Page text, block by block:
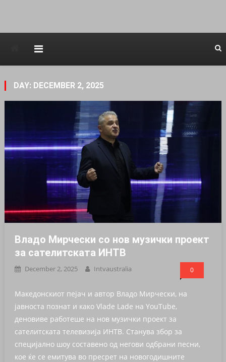
DAY: DECEMBER 2, 2025
Владо Мирчески со нов музички проект
за сателитската ИНТВ
December 2, 2025 Intvaustralia 0
Македонскиот пејач и автор Владо Мирчески, на
јавноста познат и како Vlade Lade на YouTube,
деновиве работеше на нов музички проект за
сателитската телевизија ИНТВ. Станува збор за
специјално шоу составено од негови одбрани песни,
кое ќе се емитува во пресрет на новогодишните